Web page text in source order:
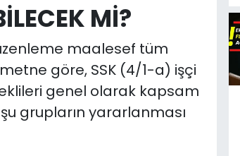
Mİ?
maalesef tüm
göre, SSK (4/1-a) işçi
genel olarak kapsam
şu grupların yararlanması